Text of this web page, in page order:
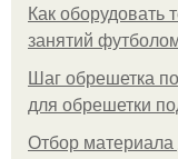
Как оборудовать
занятий
Шаг обрешетка
для обрешетки
Отбор